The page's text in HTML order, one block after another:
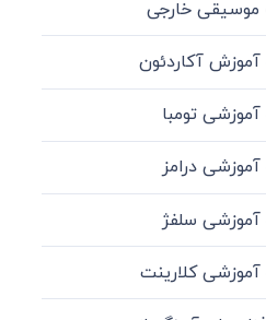
موسیقی خارجی
آکاردئون
تومبا
درامز
سلفژ
کلارینت